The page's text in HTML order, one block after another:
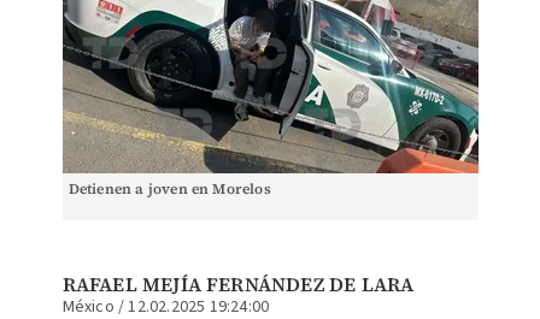
Detienen a joven en Morelos
RAFAEL MEJÍA FERNÁNDEZ DE LARA
México /12.02.2025 19:24:00